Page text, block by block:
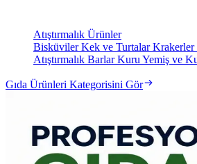
Atıştırmalık Ürünler
BisküvilerKek ve TurtalarKrakerler
Atıştırmalık BarlarKuru Yemiş ve
Gıda Ürünleri Kategorisini Gör